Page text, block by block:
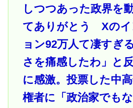
しつつあった政界を
てありがとう Xのイ
ョン92万人て凄すぎ
さを痛感したわ」と
に感激。投票した中
権者に「政治家でも